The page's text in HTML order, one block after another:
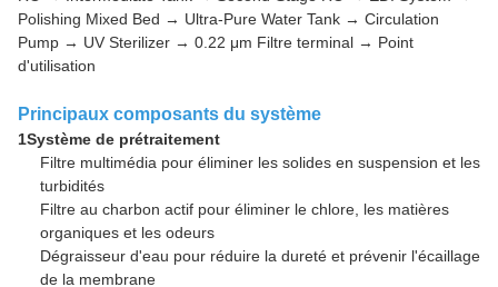
Polishing Mixed Bed → Ultra-Pure Water Tank → Circulation
Pump → UV Sterilizer → 0.22 μm Filtre terminal → Point
d'utilisation
Principaux composants du système
1Système de prétraitement
Filtre multimédia pour éliminer les solides en suspension et les
turbidités
Filtre au charbon actif pour éliminer le chlore, les matières
organiques et les odeurs
Dégraisseur d'eau pour réduire la dureté et prévenir l'écaillage
de la membrane